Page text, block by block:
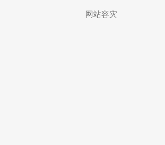
网站容灾